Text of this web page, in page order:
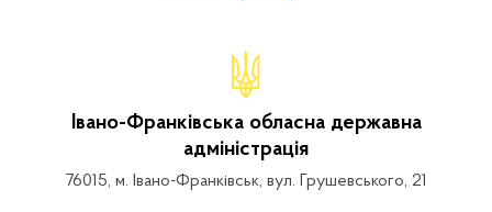
Івано-Франківська обласна державна
адміністрація
76015, м. Івано-Франківськ, вул. Грушевського, 21